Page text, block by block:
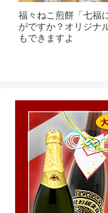
福々ねこ煎餅「七福
がですか？オリジナ
もできますよ